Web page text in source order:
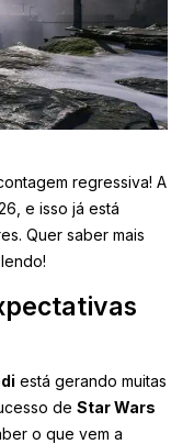
regressiva! A
e isso já está
Quer saber mais
está gerando muitas
de Star Wars
o que vem a